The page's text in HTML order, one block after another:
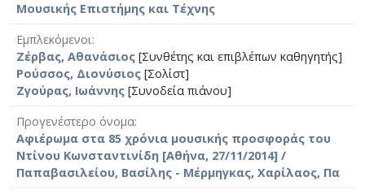
Μουσικής Επιστήμης και Τέχνης
Εμπλεκόμενοι
Ζέρβας, Αθανάσιος [Συνθέτης και επιβλέπων καθηγητής]
Ρούσσος, Διονύσιος [Σολίστ]
Ζγούρας, Ιωάννης [Συνοδεία πιάνου]
Προγενέστερο όνομα
Αφιέρωμα στα 85 χρόνια μουσικής προσφοράς του
Ντίνου Κωνσταντινίδη [Αθήνα, 27/11/2014] /
Παπαβασιλείου, Βασίλης - Μέρμηγκας, Χαρίλαος, Πα